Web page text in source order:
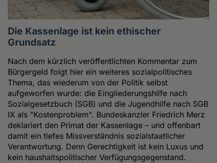
Die Kassenlage ist kein ethischer
Grundsatz
Nach dem kürzlich veröffentlichten Kommentar zum
Bürgergeld folgt hier ein weiteres sozialpolitisches
Thema, das wiederum von der Politik selbst
aufgeworfen wurde: die Eingliederungshilfe nach
Sozialgesetzbuch (SGB) und die Jugendhilfe nach SGB
IX als "Kostenproblem". Bundeskanzler Friedrich Merz
deklariert den Primat der Kassenlage – und offenbart
damit ein tiefes Missverständnis sozialstaatlicher
Verantwortung. Denn Gerechtigkeit ist kein Luxus und
kein haushaltspolitischer Verfügungsgegenstand.